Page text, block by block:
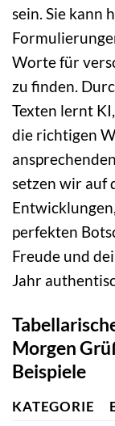
sein. Sie kann
Worte für
zu finden.
Texten lernt
die richtigen
setzen wir auf
perfekten
Freude und
Jahr
Morgen
Beispiele
KATEGORIE